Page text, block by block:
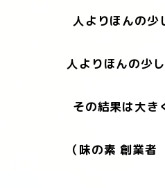
人よりほんの少
人よりほんの少
その結果は大き
（味の素 創業